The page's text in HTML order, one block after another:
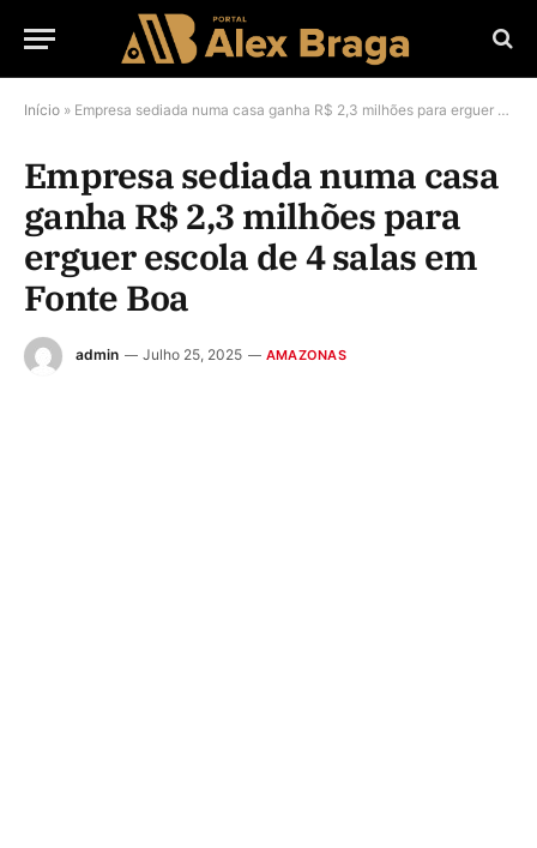
Início » Empresa sediada numa casa ganha R$ 2,3 milhões para erguer escola de 4 salas em Fonte Boa
Empresa sediada numa casa
ganha R$ 2,3 milhões para
erguer escola de 4 salas em
Fonte Boa
admin Julho 25, 2025 AMAZONAS